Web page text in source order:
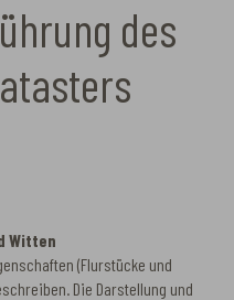
des
Witten
(Flurstücke und
Die Darstellung und